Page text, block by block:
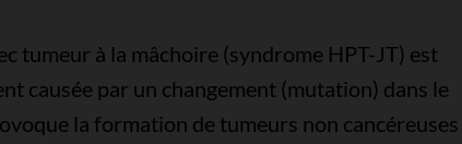
tumeur à la mâchoire (syndrome HPT-JT) est
causée par un changement (mutation) dans le
la formation de tumeurs non cancéreuses